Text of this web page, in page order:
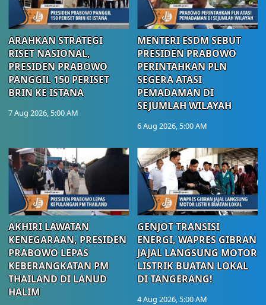
ARAHKAN STRATEGI
RISET NASIONAL,
PRESIDEN PRABOWO
PANGGIL 150 PERISET
BRIN KE ISTANA
7 Aug 2026, 5:00 AM
MENTERI ESDM SEBUT
PRESIDEN PRABOWO
PERINTAHKAN PLN
SEGERA ATASI
PEMADAMAN DI
SEJUMLAH WILAYAH
6 Aug 2026, 5:00 AM
AKHIRI LAWATAN
KENEGARAAN, PRESIDEN
PRABOWO LEPAS
KEBERANGKATAN PM
THAILAND DI LANUD
HALIM
GENJOT TRANSISI
ENERGI, WAPRES GIBRAN
JAJAL LANGSUNG MOTOR
LISTRIK BUATAN LOKAL
DI TANGERANG!
4 Aug 2026, 5:00 AM